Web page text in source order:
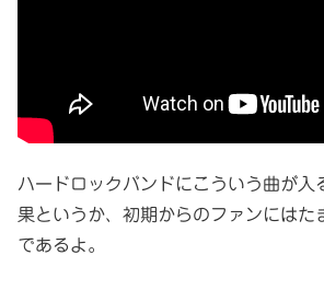
ハードロックバンドにこういう曲が入
果というか、初期からのファンにはた
であるよ。